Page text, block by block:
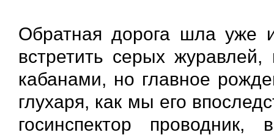
Обратная дорога шла уже
встретить серых
кабанами, но главное
глухаря, как мы его
госинспектор